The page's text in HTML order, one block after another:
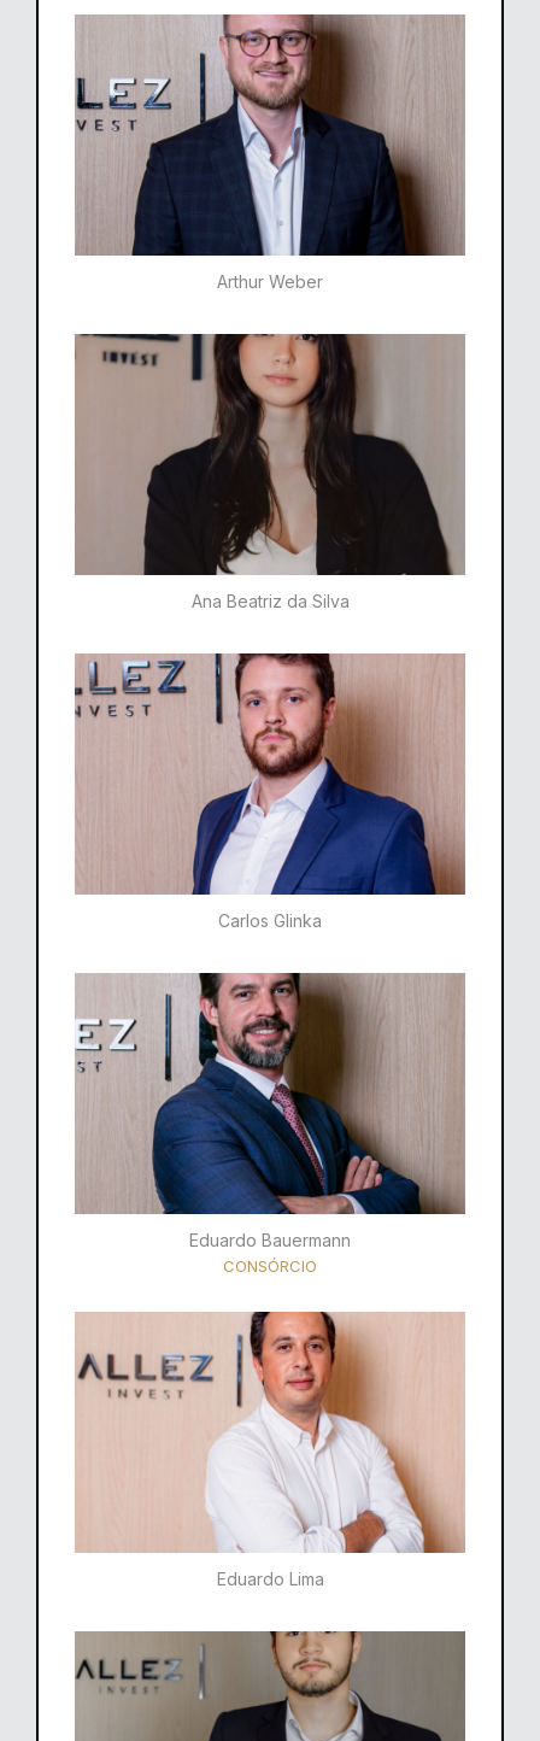
Arthur Weber
Ana Beatriz da Silva
Carlos Glinka
Eduardo Bauermann
CONSÓRCIO
Eduardo Lima